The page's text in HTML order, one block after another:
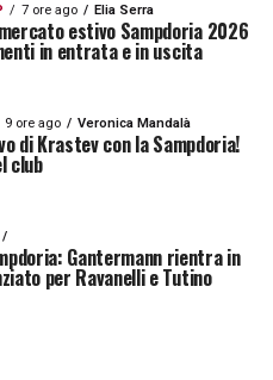
7 ore ago Elia Serra
estivo Sampdoria 2026
in entrata e in uscita
9 ore ago Veronica Mandalà
di Krastev con la Sampdoria!
club
Gantermann rientra in
per Ravanelli e Tutino